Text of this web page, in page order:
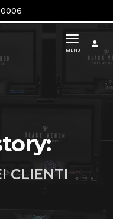
toggle
MENU
CLIENTI